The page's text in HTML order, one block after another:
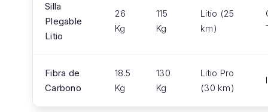
Silla
Plegable
Litio
26
Kg
115
Kg
Litio (25
km)
Fibra de
Carbono
18.5
Kg
130
Kg
Litio Pro
(30 km)